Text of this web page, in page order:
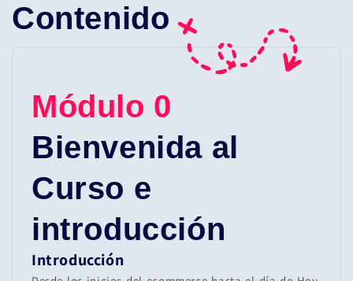
Contenido
Módulo 0
Bienvenida al
Curso e
introducción
Introducción